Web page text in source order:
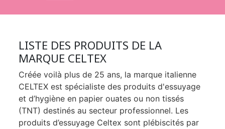
LISTE DES PRODUITS DE LA
MARQUE CELTEX
Créée voilà plus de 25 ans, la marque italienne
CELTEX est spécialiste des produits d'essuyage
et d’hygiène en papier ouates ou non tissés
(TNT) destinés au secteur professionnel. Les
produits d’essuyage Celtex sont plébiscités par